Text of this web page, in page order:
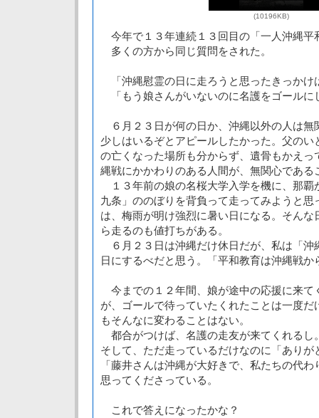
(10196KB)
今年で１３年連続１３回目の「一人沖縄平
多くの方から同じ質問をされた。
「沖縄慰霊の日に走ろうと思ったきっかけ
「もう娘さんがいないのに名護をゴールに
６月２３日が何の日か、沖縄以外の人は無
少しはいるぞとアピールしたかった。父の
の亡くなった場所も分からず、遺骨もかえっ
縄戦にかかわりのある人間が、無関心である
１３年前の娘の名桜大学入学を機に、那覇
九条」ののぼりを背負って走ってみようと思
は、梅雨が明け強烈に暑い日になる。そん
ら走るのも値打ちがある。
６月２３日は沖縄だけ休日だが、私は「沖
日にするべだと思う。「平和教育は沖縄戦か
今までの１２年間、娘が途中の応援に来て
が、ゴールで待っていたくれたことは一度
もそんなに変わることはない。
都合がつけば、名護の走友が来てくれるし
そして、ただ走っているだけなのに「あり
「藤井さんは沖縄が大好きで、私たちの代
思ってくださっている。
これで答えになったかな？